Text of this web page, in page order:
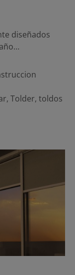
diseñados
, Tolder, toldos